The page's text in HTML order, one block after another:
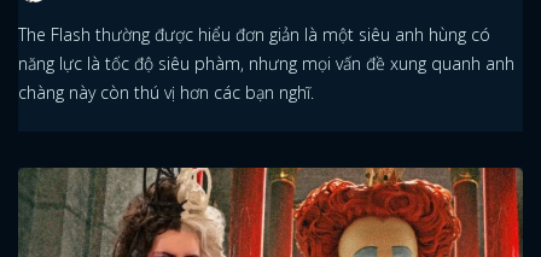
The Flash thường được hiểu đơn giản là một siêu anh hùng có
năng lực là tốc độ siêu phàm, nhưng mọi vấn đề xung quanh anh
chàng này còn thú vị hơn các bạn nghĩ.